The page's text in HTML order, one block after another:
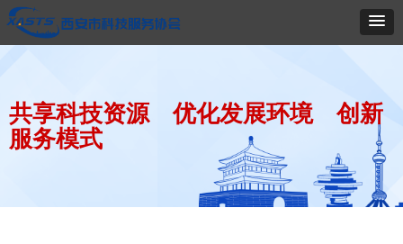
共享科技资源 优化发展环境 创新
服务模式